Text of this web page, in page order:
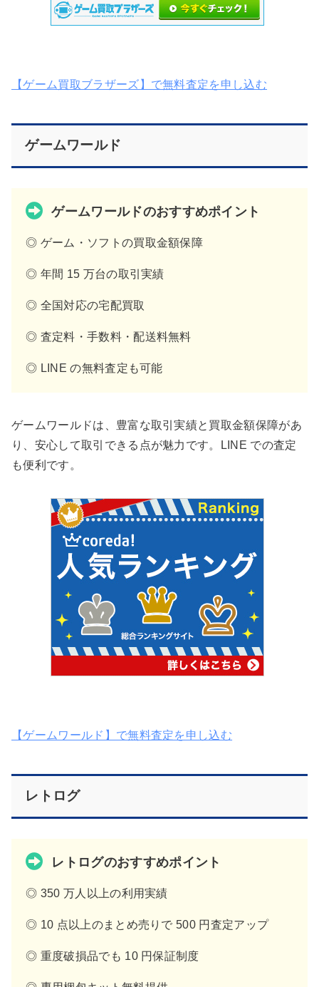
【ゲーム買取ブラザーズ】で無料査定を申し込む
ゲームワールド
ゲームワールドのおすすめポイント
◎ ゲーム・ソフトの買取金額保障
◎ 年間 15 万台の取引実績
◎ 全国対応の宅配買取
◎ 査定料・手数料・配送料無料
◎ LINE の無料査定も可能
ゲームワールドは、豊富な取引実績と買取金額保障があ
り、安心して取引できる点が魅力です。LINE での査定
も便利です。
【ゲームワールド】で無料査定を申し込む
レトログ
レトログのおすすめポイント
◎ 350 万人以上の利用実績
◎ 10 点以上のまとめ売りで 500 円査定アップ
◎ 重度破損品でも 10 円保証制度